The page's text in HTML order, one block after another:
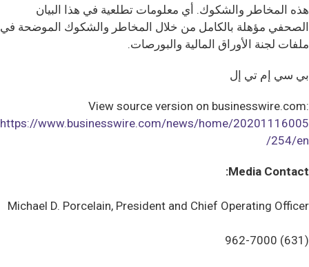
هذه المخاطر والشكوك. أي معلومات تطلعية في هذا البيان
الصحفي مؤهلة بالكامل من خلال المخاطر والشكوك الموضحة في
ملفات لجنة الأوراق المالية والبورصات.
بي سي إم تي إل
View source version on businesswire.com:
https://www.businesswire.com/news/home/20201116005
254/en/
Media Contact:
Michael D. Porcelain, President and Chief Operating Officer
(631) 962-7000